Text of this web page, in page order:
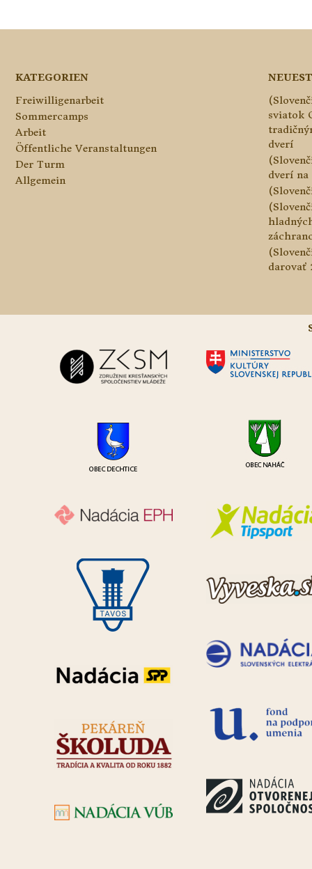
KATEGORIEN
Freiwilligenarbeit
Sommercamps
Arbeit
Öffentliche Veranstaltungen
Der Turm
Allgemein
sviatok
dverí
dverí na
darovať